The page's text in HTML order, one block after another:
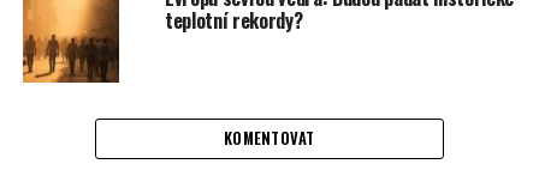
teplotní rekordy?
KOMENTOVAT